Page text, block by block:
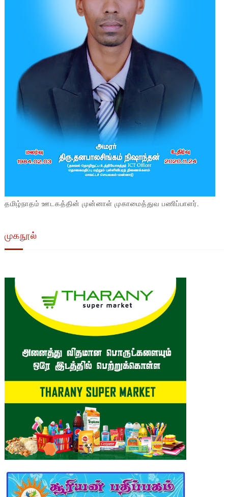
தமிழ்நாதம் ஊடகத்தின் முன்னாள் முகாமைத்துவ பணிப்பாளர்.
முகநூல்